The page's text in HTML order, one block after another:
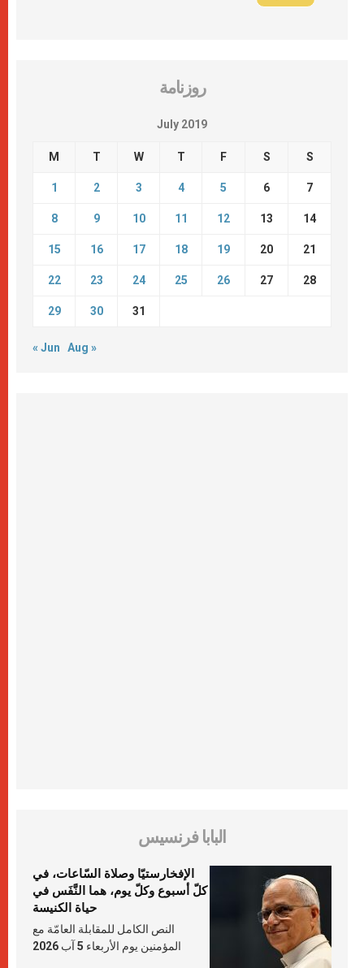
روزنامة
July 2019
M T W T F S S
1 2 3 4 5 6 7
8 9 10 11 12 13 14
15 16 17 18 19 20 21
22 23 24 25 26 27 28
29 30 31
« Jun Aug »
البابا فرنسيس
الإفخارستيّا وصلاة السّاعات، في
كلّ أسبوع وكلّ يوم، هما النَّفَس في
حياة الكنيسة
النص الكامل للمقابلة العامّة مع
المؤمنين يوم الأربعاء 5 آب 2026